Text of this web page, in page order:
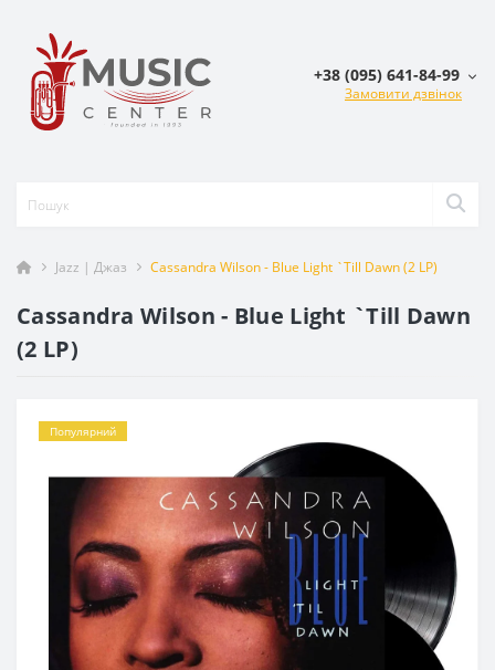
+38 (095) 641-84-99
Замовити дзвінок
Jazz | Джаз Cassandra Wilson - Blue Light `Till Dawn (2 LP)
Cassandra Wilson - Blue Light `Till Dawn
(2 LP)
Популярний